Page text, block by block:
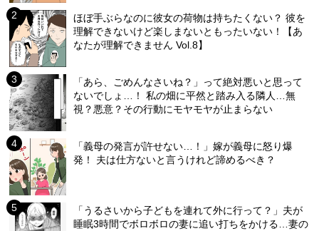
ほぼ手ぶらなのに彼女の荷物は持ちたくない？ 彼を
理解できないけど楽しまないともったいない！【あ
なたが理解できません Vol.8】
「あら、ごめんなさいね？」って絶対悪いと思って
ないでしょ…！ 私の畑に平然と踏み入る隣人…無
視？悪意？その行動にモヤモヤが止まらない
「義母の発言が許せない…！」嫁が義母に怒り爆
発！ 夫は仕方ないと言うけれど諦めるべき？
「うるさいから子どもを連れて外に行って？」夫が
睡眠3時間でボロボロの妻に追い打ちをかける…妻の